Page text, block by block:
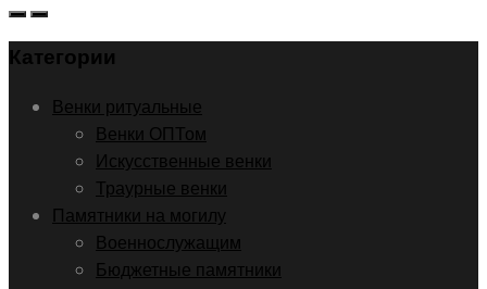
Категории
Венки ритуальные
Венки ОПТом
Искусственные венки
Траурные венки
Памятники на могилу
Военнослужащим
Бюджетные памятники